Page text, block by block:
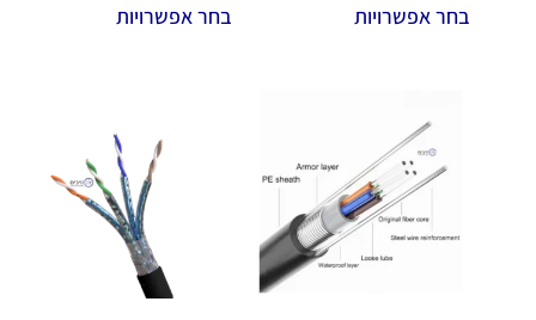
בחר אפשרויות בחר אפשרויות